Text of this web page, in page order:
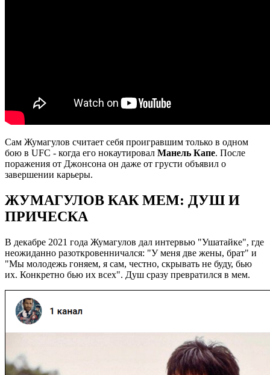
Сам Жумагулов считает себя проигравшим только в одном
бою в UFC - когда его нокаутировал Манель Капе. После
поражения от Джонсона он даже от грусти объявил о
завершении карьеры.
ЖУМАГУЛОВ КАК МЕМ: ДУШ И
ПРИЧЕСКА
В декабре 2021 года Жумагулов дал интервью "Ушатайке", где
неожиданно разоткровенничался: "У меня две жены, брат" и
"Мы молодежь гоняем, я сам, честно, скрывать не буду, бью
их. Конкретно бью их всех". Душ сразу превратился в мем.